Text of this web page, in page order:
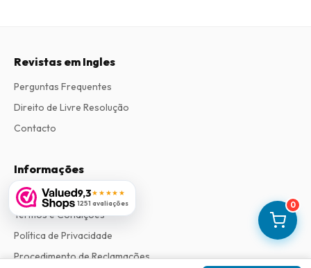
0
9,3★★★★★
1251 avaliações
Revistas em Ingles
Perguntas Frequentes
Direito de Livre Resolução
Contacto
Informações
Sobre Nós
Termos e Condições
Política de Privacidade
Procedimento de Reclamações